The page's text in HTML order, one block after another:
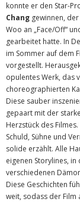
konnte er den Star-
Chang gewinnen,
Woo an „Face/Off“
gearbeitet hatte. In
im Sommer auf dem
vorgestellt.
opulentes Werk, das
choreographierten
Diese sauber
gepaart mit der
Herzstück des
Schuld, Sühne und
solide erzählt. Alle
eigenen Storylines,
verschiedenen
Diese Geschichten
weit, sodass der Film